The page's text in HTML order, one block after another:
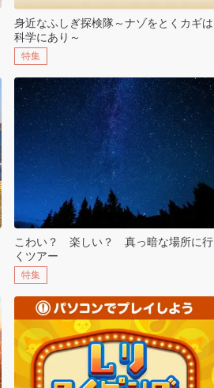
身近なふしぎ探検隊～ナゾをとくカギは
科学にあり～
特集
こわい？ 楽しい？ 真っ暗な場所に行
くツアー
特集